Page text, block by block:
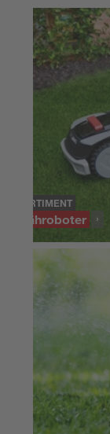
SORTIMENT
Mähroboter